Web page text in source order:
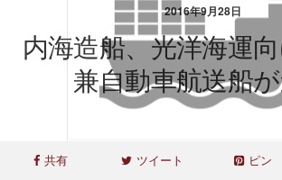
2016年9月28日
内海造船、光洋海運
兼自動車航送船
共有 ツイート ピン